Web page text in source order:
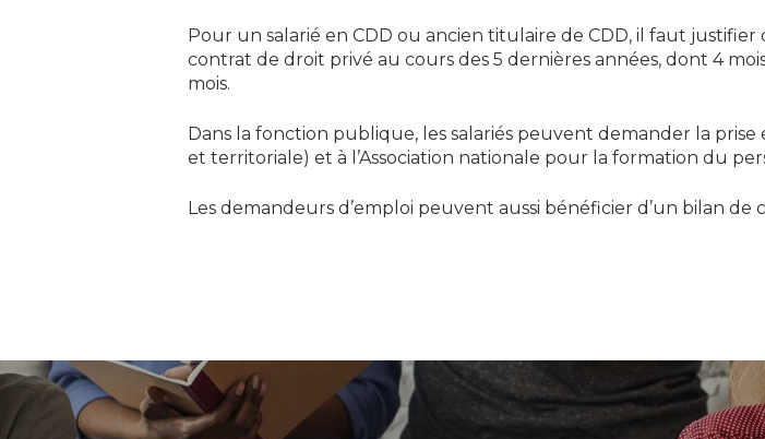
Pour un salarié en CDD ou ancien titulaire de CDD, il faut justifier
contrat de droit privé au cours des 5 dernières années, dont 4
mois.
Dans la fonction publique, les salariés peuvent demander la
et territoriale) et à l’Association nationale pour la formation du
Les demandeurs d’emploi peuvent aussi bénéficier d’un bilan de